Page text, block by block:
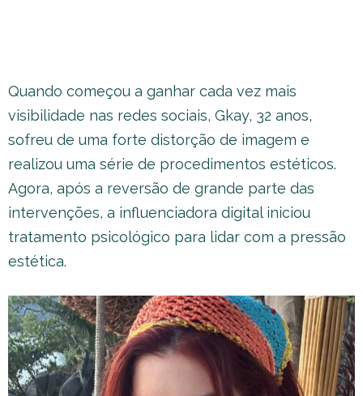
Quando começou a ganhar cada vez mais
visibilidade nas redes sociais, Gkay, 32 anos,
sofreu de uma forte distorção de imagem e
realizou uma série de procedimentos estéticos.
Agora, após a reversão de grande parte das
intervenções, a influenciadora digital iniciou
tratamento psicológico para lidar com a pressão
estética.